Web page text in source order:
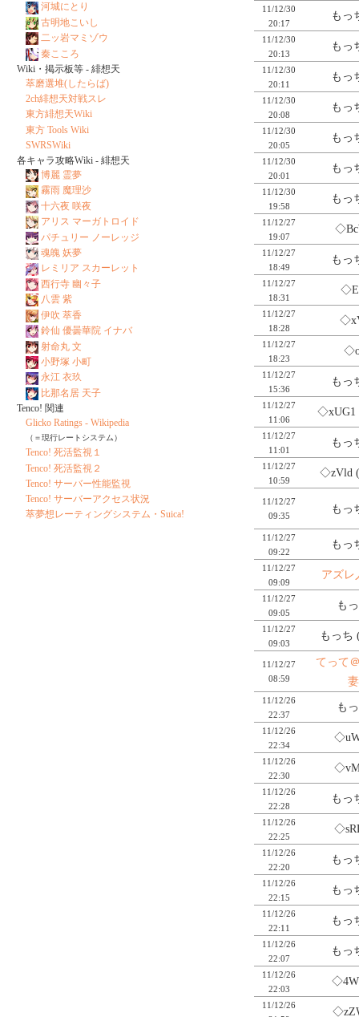
11/12/30
20:17
もっ
11/12/30
20:13
もっ
11/12/30
20:11
もっ
11/12/30
20:08
もっ
11/12/30
20:05
もっ
11/12/30
20:01
もっ
11/12/30
19:58
もっ
11/12/27
19:07
11/12/27
18:49
もっ
11/12/27
18:31
11/12/27
18:28
11/12/27
18:23
11/12/27
15:36
もっ
11/12/27
11:06
◇xUG1
11/12/27
11:01
もっ
11/12/27
10:59
◇zVld
11/12/27
09:35
もっ
11/12/27
09:22
もっ
11/12/27
09:09
アズレ
11/12/27
09:05
も
11/12/27
09:03
もっち
11/12/27
08:59
てって
11/12/26
22:37
も
11/12/26
22:34
11/12/26
22:30
11/12/26
22:28
もっ
11/12/26
22:25
11/12/26
22:20
もっ
11/12/26
22:15
もっ
11/12/26
22:11
もっ
11/12/26
22:07
もっ
11/12/26
22:03
11/12/26
河城にとり
古明地こいし
二ッ岩マミゾウ
秦こころ
Wiki・掲示板等 - 緋想天
萃磨選堆(したらば)
2ch緋想天対戦スレ
東方緋想天Wiki
東方 Tools Wiki
SWRSWiki
各キャラ攻略Wiki - 緋想天
博麗 霊夢
霧雨 魔理沙
十六夜 咲夜
アリス マーガトロイド
パチュリー ノーレッジ
魂魄 妖夢
レミリア スカーレット
西行寺 幽々子
八雲 紫
伊吹 萃香
鈴仙 優曇華院 イナバ
射命丸 文
小野塚 小町
永江 衣玖
比那名居 天子
Tenco! 関連
Glicko Ratings - Wikipedia
（＝現行レートシステム）
Tenco! 死活監視１
Tenco! 死活監視２
Tenco! サーバー性能監視
Tenco! サーバーアクセス状況
萃夢想レーティングシステム・Suica!